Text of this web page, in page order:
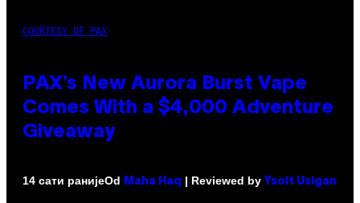
COURTESY OF PAX
PAX’s New Aurora Burst Vape
Comes With a $4,000 Adventure
Giveaway
14 сати ранијеOd Maha Haq | Reviewed by Ysolt Usigan